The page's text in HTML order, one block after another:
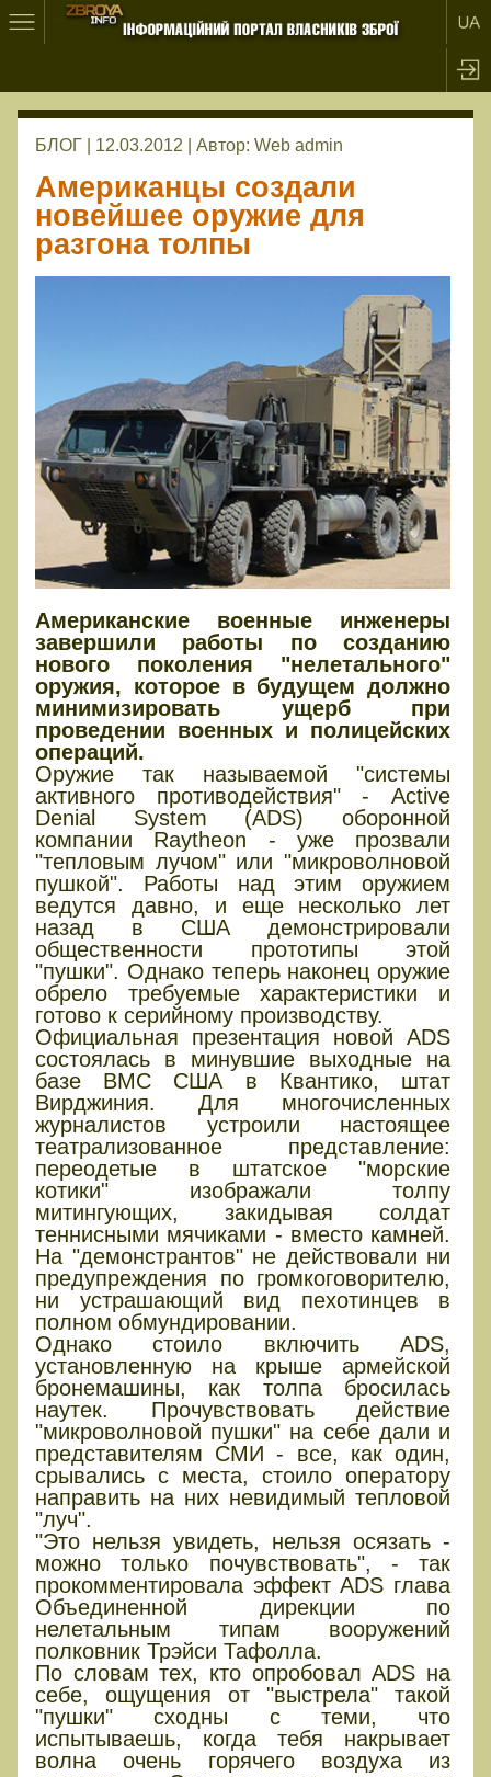
БЛОГ | 12.03.2012 | Автор: Web admin
Американцы создали
новейшее оружие для
разгона толпы
Американские военные инженеры
завершили работы по созданию
нового поколения "нелетального"
оружия, которое в будущем должно
минимизировать ущерб при
проведении военных и полицейских
операций.
Оружие так называемой "системы
активного противодействия" - Active
Denial System (ADS) оборонной
компании Raytheon - уже прозвали
"тепловым лучом" или "микроволновой
пушкой". Работы над этим оружием
ведутся давно, и еще несколько лет
назад в США демонстрировали
общественности прототипы этой
"пушки". Однако теперь наконец оружие
обрело требуемые характеристики и
готово к серийному производству.
Официальная презентация новой ADS
состоялась в минувшие выходные на
базе ВМС США в Квантико, штат
Вирджиния. Для многочисленных
журналистов устроили настоящее
театрализованное представление:
переодетые в штатское "морские
котики" изображали толпу
митингующих, закидывая солдат
теннисными мячиками - вместо камней.
На "демонстрантов" не действовали ни
предупреждения по громкоговорителю,
ни устрашающий вид пехотинцев в
полном обмундировании.
Однако стоило включить ADS,
установленную на крыше армейской
бронемашины, как толпа бросилась
наутек. Прочувствовать действие
"микроволновой пушки" на себе дали и
представителям СМИ - все, как один,
срывались с места, стоило оператору
направить на них невидимый тепловой
"луч".
"Это нельзя увидеть, нельзя осязать -
можно только почувствовать", - так
прокомментировала эффект ADS глава
Объединенной дирекции по
нелетальным типам вооружений
полковник Трэйси Тафолла.
По словам тех, кто опробовал ADS на
себе, ощущения от "выстрела" такой
"пушки" сходны с теми, что
испытываешь, когда тебя накрывает
волна очень горячего воздуха из